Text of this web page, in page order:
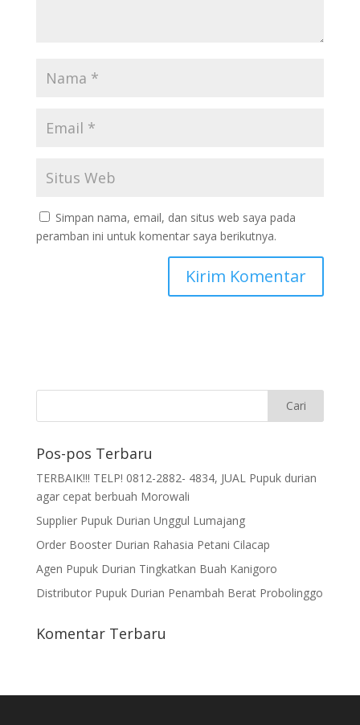
Simpan nama, email, dan situs web saya pada
peramban ini untuk komentar saya berikutnya.
Pos-pos Terbaru
TERBAIK!!! TELP! 0812-2882- 4834, JUAL Pupuk durian
agar cepat berbuah Morowali
Supplier Pupuk Durian Unggul Lumajang
Order Booster Durian Rahasia Petani Cilacap
Agen Pupuk Durian Tingkatkan Buah Kanigoro
Distributor Pupuk Durian Penambah Berat Probolinggo
Komentar Terbaru